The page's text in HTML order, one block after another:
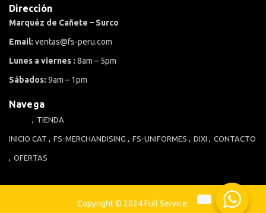
Dirección
Marquéz de Cañete – Surco
Email: ventas@fs-peru.com
Lunes a viernes : 8am – 5pm
Sábados: 9am – 1pm
Navega
INICIO
TIENDA
CAT FS-MERCHANDISING FS-UNIFORMES DIXI CONTACTO
OFERTAS
Copyright © 2024 Full Service.